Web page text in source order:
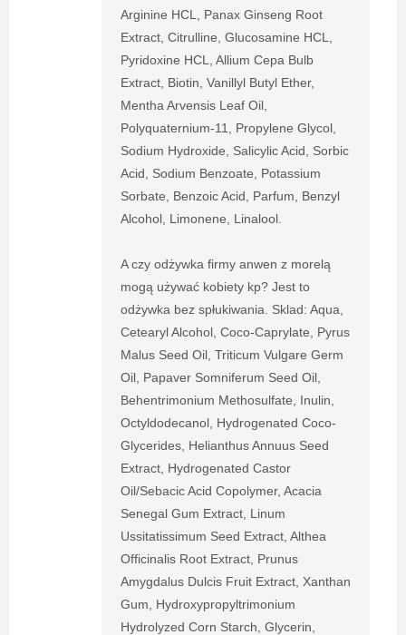
Arginine HCL, Panax Ginseng Root
Extract, Citrulline, Glucosamine HCL,
Pyridoxine HCL, Allium Cepa Bulb
Extract, Biotin, Vanillyl Butyl Ether,
Mentha Arvensis Leaf Oil,
Polyquaternium-11, Propylene Glycol,
Sodium Hydroxide, Salicylic Acid, Sorbic
Acid, Sodium Benzoate, Potassium
Sorbate, Benzoic Acid, Parfum, Benzyl
Alcohol, Limonene, Linalool.
A czy odżywka firmy anwen z morelą
mogą używać kobiety kp? Jest to
odżywka bez spłukiwania. Sklad: Aqua,
Cetearyl Alcohol, Coco-Caprylate, Pyrus
Malus Seed Oil, Triticum Vulgare Germ
Oil, Papaver Somniferum Seed Oil,
Behentrimonium Methosulfate, Inulin,
Octyldodecanol, Hydrogenated Coco-
Glycerides, Helianthus Annuus Seed
Extract, Hydrogenated Castor
Oil/Sebacic Acid Copolymer, Acacia
Senegal Gum Extract, Linum
Ussitatissimum Seed Extract, Althea
Officinalis Root Extract, Prunus
Amygdalus Dulcis Fruit Extract, Xanthan
Gum, Hydroxypropyltrimonium
Hydrolyzed Corn Starch, Glycerin,